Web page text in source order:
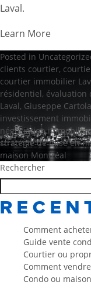
Laval.
Learn More
Posted in
clients courtier,
courtier immobilier
résidentiel, évaluation
Laval, Giuseppe
investissement
négociation
stratégie de mise en
maison Montréal
Rechercher
Comment
Guide vente
Courtier ou
Comment
Condo ou